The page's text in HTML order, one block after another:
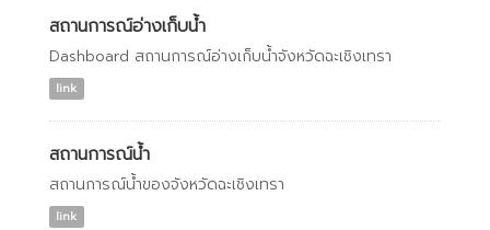
สถานการณ์อ่างเก็บน้ำ
Dashboard สถานการณ์อ่างเก็บน้ำจังหวัดฉะเชิงเทรา
link
สถานการณ์น้ำ
สถานการณ์น้ำของจังหวัดฉะเชิงเทรา
link